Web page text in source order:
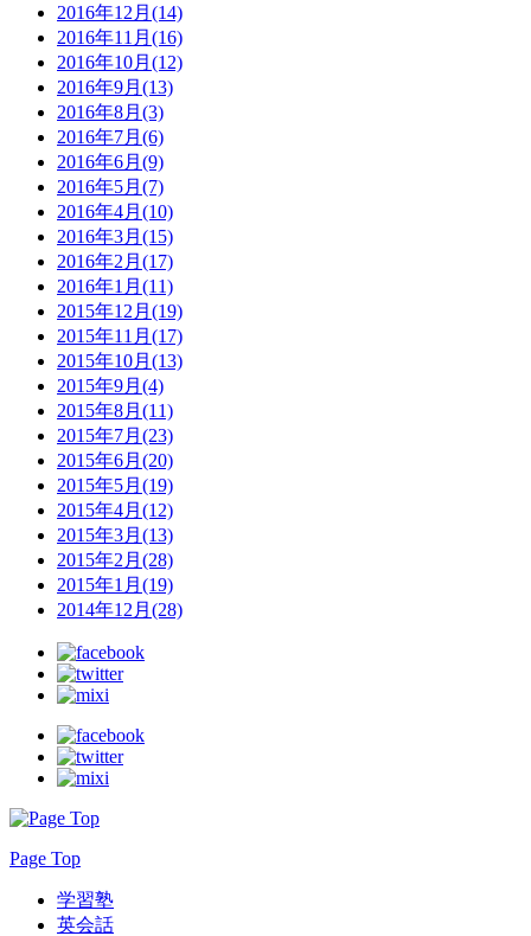
2016年12月(14)
2016年11月(16)
2016年10月(12)
2016年9月(13)
2016年8月(3)
2016年7月(6)
2016年6月(9)
2016年5月(7)
2016年4月(10)
2016年3月(15)
2016年2月(17)
2016年1月(11)
2015年12月(19)
2015年11月(17)
2015年10月(13)
2015年9月(4)
2015年8月(11)
2015年7月(23)
2015年6月(20)
2015年5月(19)
2015年4月(12)
2015年3月(13)
2015年2月(28)
2015年1月(19)
2014年12月(28)
Page Top
学習塾
英会話